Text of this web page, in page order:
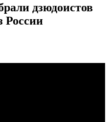
дзюдоистов
России